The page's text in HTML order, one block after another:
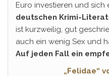
Euro investieren und sich
deutschen Krimi-
ist kurzweilig, gut
auch ein wenig Sex und
Auf jeden Fall ein
„Felidae“